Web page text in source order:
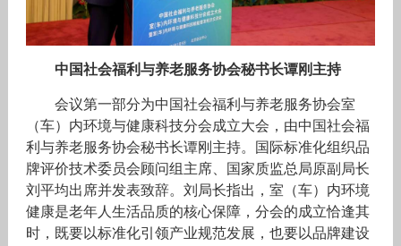
中国社会福利与养老服务协会秘书长谭刚主持
会议第一部分为中国社会福利与养老服务协会室
（车）内环境与健康科技分会成立大会，由中国社会福
利与养老服务协会秘书长谭刚主持。国际标准化组织品
牌评价技术委员会顾问组主席、国家质监总局原副局长
刘平均出席并发表致辞。刘局长指出，室（车）内环境
健康是老年人生活品质的核心保障，分会的成立恰逢其
时，既要以标准化引领产业规范发展，也要以品牌建设